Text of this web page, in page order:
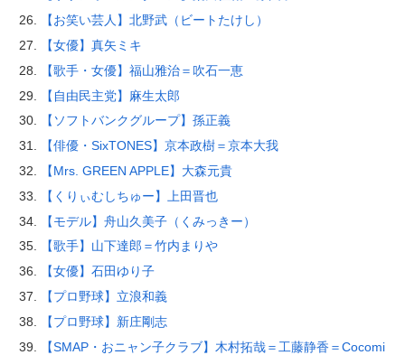
【お笑い芸人】北野武（ビートたけし）
【女優】真矢ミキ
【歌手・女優】福山雅治＝吹石一恵
【自由民主党】麻生太郎
【ソフトバンクグループ】孫正義
【俳優・SixTONES】京本政樹＝京本大我
【Mrs. GREEN APPLE】大森元貴
【くりぃむしちゅー】上田晋也
【モデル】舟山久美子（くみっきー）
【歌手】山下達郎＝竹内まりや
【女優】石田ゆり子
【プロ野球】立浪和義
【プロ野球】新庄剛志
【SMAP・おニャン子クラブ】木村拓哉＝工藤静香＝Cocomi